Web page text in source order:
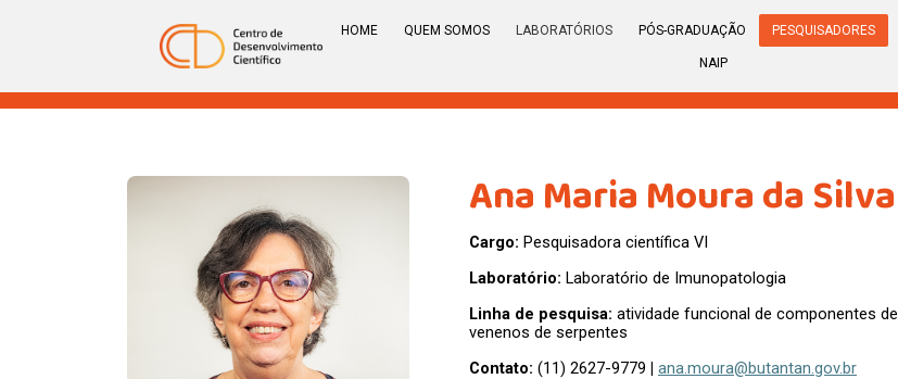
HOME QUEM SOMOS LABORATÓRIOS PÓS-GRADUAÇÃO PESQUISADORES
NAIP
Ana Maria Moura da Silva
Cargo: Pesquisadora científica VI
Laboratório: Laboratório de Imunopatologia
Linha de pesquisa: atividade funcional de componentes de
venenos de serpentes
Contato: (11) 2627-9779 | ana.moura@butantan.gov.br